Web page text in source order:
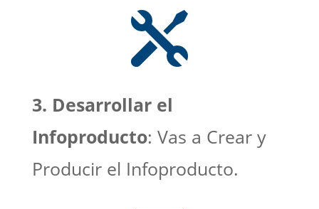

3. Desarrollar el
Infoproducto: Vas a Crear y
Producir el Infoproducto.